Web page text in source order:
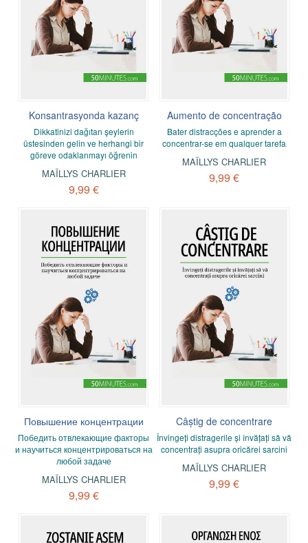
Konsantrasyonda kazanç
Dikkatinizi dağıtan şeylerin
üstesinden gelin ve herhangi bir
göreve odaklanmayı öğrenin
MAÏLLYS CHARLIER
9,99 €
Aumento de concentração
Bater distracções e aprender a
concentrar-se em qualquer tarefa
MAÏLLYS CHARLIER
9,99 €
Повышение концентрации
Победить отвлекающие факторы
и научиться концентрироваться на
любой задаче
MAÏLLYS CHARLIER
9,99 €
Câștig de concentrare
Învingeți distragerile și învățați să vă
concentrați asupra oricărei sarcini
MAÏLLYS CHARLIER
9,99 €